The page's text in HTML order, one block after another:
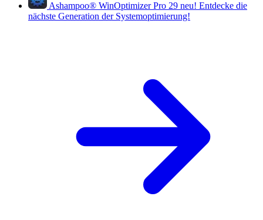
Ashampoo® WinOptimizer Pro 29 neu! Entdecke die
nächste Generation der Systemoptimierung!